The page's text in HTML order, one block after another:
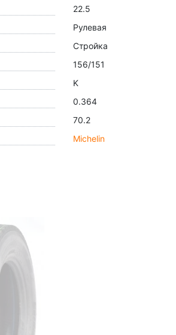
22.5
Рулевая
Стройка
156/151
K
0.364
70.2
Michelin